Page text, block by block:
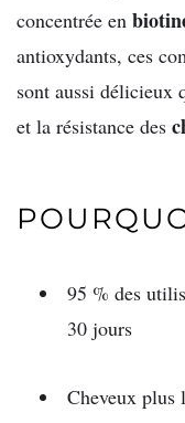
concentrée en
antioxydants, ces
sont aussi délicieux
et la résistance des
95 % des
30 jours
Cheveux plus